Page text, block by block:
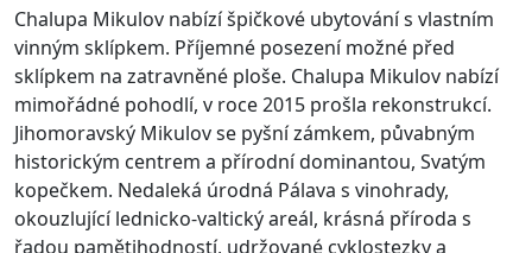
Chalupa Mikulov nabízí špičkové ubytování s vlastním
vinným sklípkem. Příjemné posezení možné před
sklípkem na zatravněné ploše. Chalupa Mikulov nabízí
mimořádné pohodlí, v roce 2015 prošla rekonstrukcí.
Jihomoravský Mikulov se pyšní zámkem, půvabným
historickým centrem a přírodní dominantou, Svatým
kopečkem. Nedaleká úrodná Pálava s vinohrady,
okouzlující lednicko-valtický areál, krásná příroda s
řadou pamětihodností, udržované cyklostezky a